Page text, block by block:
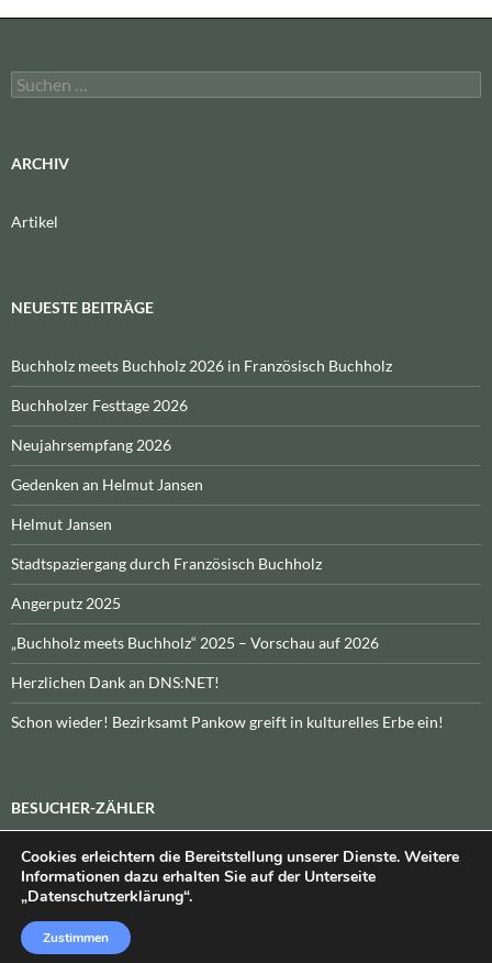
Suchen
nach:
ARCHIV
Artikel
NEUESTE BEITRÄGE
Buchholz meets Buchholz 2026 in Französisch Buchholz
Buchholzer Festtage 2026
Neujahrsempfang 2026
Gedenken an Helmut Jansen
Helmut Jansen
Stadtspaziergang durch Französisch Buchholz
Angerputz 2025
„Buchholz meets Buchholz“ 2025 – Vorschau auf 2026
Herzlichen Dank an DNS:NET!
Schon wieder! Bezirksamt Pankow greift in kulturelles Erbe ein!
BESUCHER-ZÄHLER
Heute:_\n\nInsgesamt:_
Datenschutzerklärung
Cookies erleichtern die Bereitstellung unserer Dienste. Weitere
Informationen dazu erhalten Sie auf der Unterseite
„Datenschutzerklärung“.
Zustimmen